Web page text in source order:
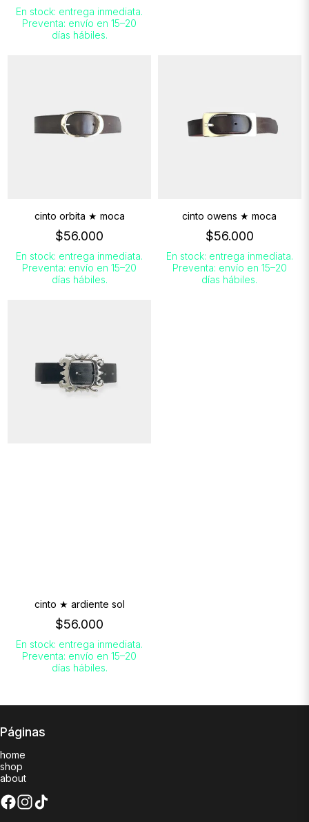
En stock: entrega inmediata.
Preventa: envío en 15–20
días hábiles.
cinto orbita ★ moca
$56.000
En stock: entrega inmediata.
Preventa: envío en 15–20
días hábiles.
cinto owens ★ moca
$56.000
En stock: entrega inmediata.
Preventa: envío en 15–20
días hábiles.
cinto ★ ardiente sol
$56.000
En stock: entrega inmediata.
Preventa: envío en 15–20
días hábiles.
Páginas
home
shop
about